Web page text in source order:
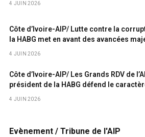
4 JUIN 2026
Côte d’Ivoire-AIP/ Lutte contre la
la HABG met en avant des avancées
et accélère la digitalisation des services
4 JUIN 2026
Côte d’Ivoire-AIP/ Les Grands RDV de
président de la HABG défend le
dissuasif de la déclaration de patrimoine
4 JUIN 2026
Evènement / Tribune de l'AIP